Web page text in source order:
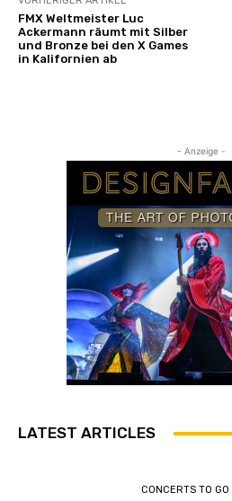
FMX Weltmeister Luc
Ackermann räumt mit Silber
und Bronze bei den X Games
in Kalifornien ab
- Anzeige -
LATEST ARTICLES
CONCERTS TO GO